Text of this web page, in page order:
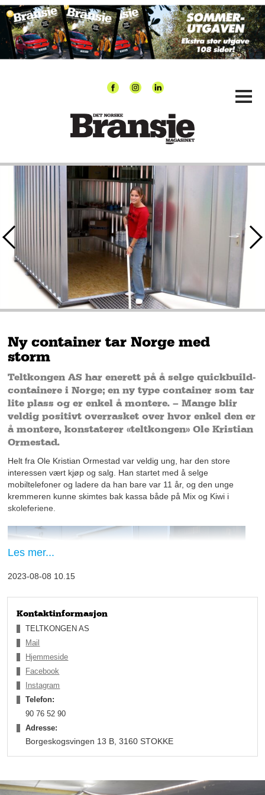
Ny container tar Norge med
storm
Teltkongen AS har enerett på å selge quickbuild-
containere i Norge; en ny type container som tar
lite plass og er enkel å montere. – Mange blir
veldig positivt overrasket over hvor enkel den er
å montere, konstaterer «teltkongen» Ole Kristian
Ormestad.
Helt fra Ole Kristian Ormestad var veldig ung, har den store
interessen vært kjøp og salg. Han startet med å selge
mobiltelefoner og ladere da han bare var 11 år, og den unge
kremmeren kunne skimtes bak kassa både på Mix og Kiwi i
skoleferiene.
Etter hvert som årene gikk hadde Ole Kristian opparbeidet seg
en arbeidslivserfaring som bare de færreste på hans alder
økonomistudier som skulle oppta hans tid. Veien videre gikk til
Maxbo Stokke der han ble varehussjef – en arbeidsplass der
Les mer...
2023-08-08 10.15
Kontaktinformasjon
TELTKONGEN AS
Mail
Hjemmeside
Facebook
Instagram
Telefon:
90 76 52 90
Adresse:
Borgeskogsvingen 13 B, 3160 STOKKE